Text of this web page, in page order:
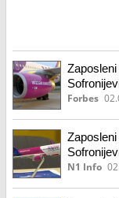
Forbes
N1 Info